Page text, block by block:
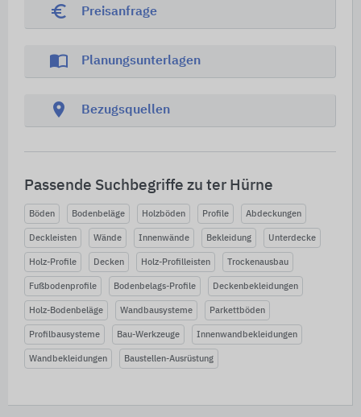
euro_symbol Preisanfrage
import_contacts Planungsunterlagen
location_on Bezugsquellen
Passende Suchbegriffe zu ter Hürne
Böden Bodenbeläge Holzböden Profile Abdeckungen
Deckleisten Wände Innenwände Bekleidung Unterdecke
Holz-Profile Decken Holz-Profilleisten Trockenausbau
Fußbodenprofile Bodenbelags-Profile Deckenbekleidungen
Holz-Bodenbeläge Wandbausysteme Parkettböden
Profilbausysteme Bau-Werkzeuge Innenwandbekleidungen
Wandbekleidungen Baustellen-Ausrüstung